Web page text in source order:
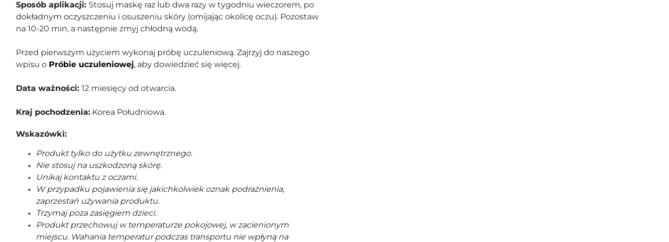
Sposób aplikacji: Stosuj maskę raz lub dwa razy w tygodniu wieczorem, po
dokładnym oczyszczeniu i osuszeniu skóry (omijając okolicę oczu). Pozostaw
na 10-20 min, a następnie zmyj chłodną wodą.
Przed pierwszym użyciem wykonaj próbę uczuleniową. Zajrzyj do naszego
wpisu o Próbie uczuleniowej, aby dowiedzieć się więcej.
Data ważności: 12 miesięcy od otwarcia.
Kraj pochodzenia: Korea Południowa.
Wskazówki:
Produkt tylko do użytku zewnętrznego.
Nie stosuj na uszkodzoną skórę.
Unikaj kontaktu z oczami.
W przypadku pojawienia się jakichkolwiek oznak podrażnienia,
zaprzestań używania produktu.
Trzymaj poza zasięgiem dzieci.
Produkt przechowuj w temperaturze pokojowej, w zacienionym
miejscu. Wahania temperatur podczas transportu nie wpłyną na